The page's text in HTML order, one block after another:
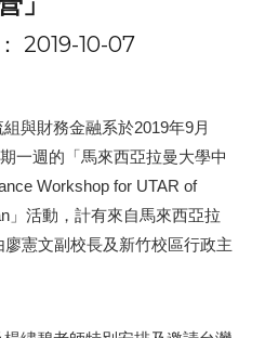
2019-10-07
與財務金融系於2019年9月
一週的「馬來西亞拉曼大學中
Workshop for UTAR of
」活動，計有來自馬來西亞拉
憲文副校長及新竹校區行政主